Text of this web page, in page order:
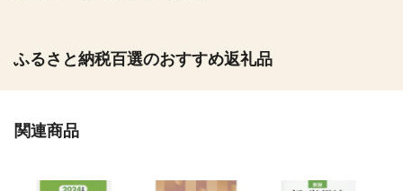
ふるさと納税百選のおすすめ返礼品
関連商品